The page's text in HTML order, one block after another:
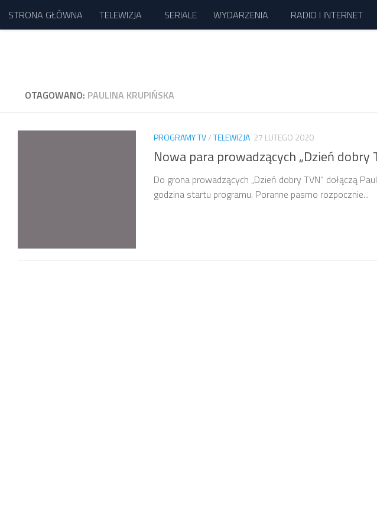
Przejdź do treści
STRONA GŁÓWNA TELEWIZJA SERIALE WYDARZENIA RADIO I INTERNET
OTAGOWANO: PAULINA KRUPIŃSKA
PROGRAMY TV/TELEWIZJA 27 LUTEGO 2020
Nowa para prowadzących „Dzień dobry
Do grona prowadzących „Dzień dobry TVN” dołączą
godzina startu programu. Poranne pasmo rozpocznie...